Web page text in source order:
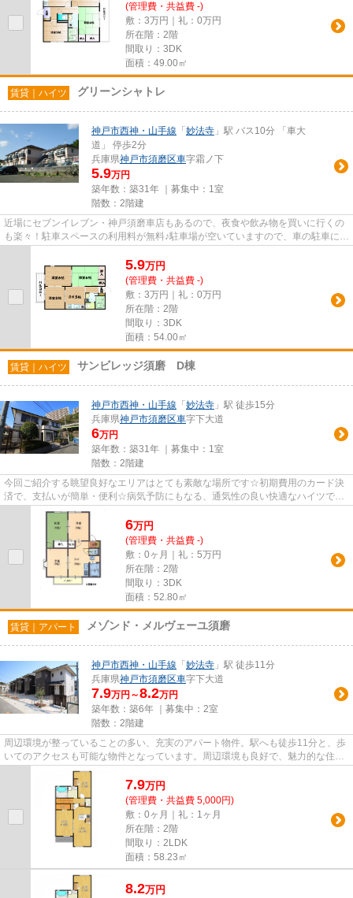
(管理費・共益費 -)
敷：3万円｜礼：0万円
所在階：2階
間取り：3DK
面積：49.00㎡
賃貸｜ハイツ グリーンシャトレ
神戸市西神・山手線 「 妙法寺 」駅 バス10分 「車大
道」 停歩2分
兵庫県神戸市須磨区車字霜ノ下
5.9万円
築年数：築31年 ｜募集中： 1室
階数：2階建
近場にセブンイレブン・神戸須磨車店もあるので、夜食や飲み物を買いに行くの
も楽々！駐車スペースの利用料が無料♪駐車場が空いていますので、車の駐車に使
5.9万円
(管理費・共益費 -)
敷：3万円｜礼：0万円
所在階：2階
間取り：3DK
面積：54.00㎡
賃貸｜ハイツ サンビレッジ須磨 D棟
神戸市西神・山手線 「 妙法寺 」駅 徒歩15分
兵庫県神戸市須磨区車字下大道
6万円
築年数：築31年 ｜募集中： 1室
階数：2階建
今回ご紹介する眺望良好なエリアはとても素敵な場所です☆初期費用のカード決
済で、支払いが簡単・便利☆病気予防にもなる、通気性の良い快適なハイツです
☆駅へも徒歩でのアクセスが可能...
6万円
(管理費・共益費 -)
敷：0ヶ月｜礼：5万円
所在階：2階
間取り：3DK
面積：52.80㎡
賃貸｜アパート メゾンド・メルヴェーユ須磨
神戸市西神・山手線 「 妙法寺 」駅 徒歩11分
兵庫県神戸市須磨区車字下大道
7.9万円～8.2万円
築年数：築6年 ｜募集中： 2室
階数：2階建
周辺環境が整っていることの多い、充実のアパート物件。駅へも徒歩11分と、歩
いてのアクセスも可能な物件となっています。周辺環境も良好で、魅力的な住環
境のある、令和2年築の物件で...
7.9万円
(管理費・共益費 5,000円)
敷：0ヶ月｜礼：1ヶ月
所在階：2階
間取り：2LDK
面積：58.23㎡
8.2万円